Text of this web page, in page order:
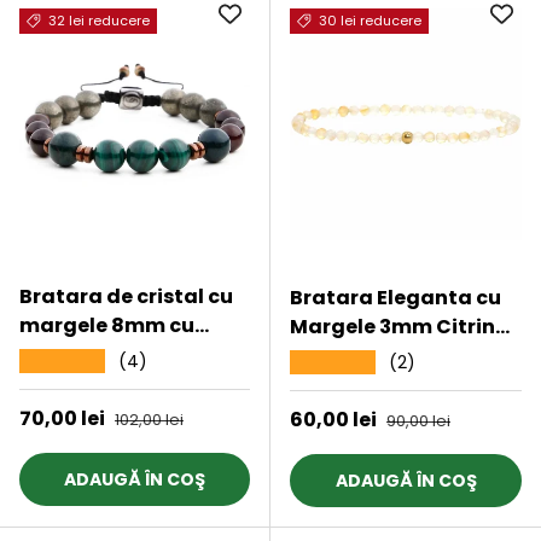
32 lei reducere
Bratara de cristal cu
margele 8mm cu
malachit, pirit, piatra
de sange si piatra de
granat - Bratari
pentru femei si
barbati pentru noroc
si noroc
(4)
Preț de vânzare
70,00 lei Preț obișnuit
102,00 lei
ADAUGĂ ÎN COŞ
30 lei reducere
Bratara Eleganta cu
Margele 3mm Citrin
Fateta cu Bila
Stralucitoare Pentru
Incredere in sine,
(2)
Preț de vânzare
60,00 lei Preț obișnuit
90,00 lei
ADAUGĂ ÎN COŞ